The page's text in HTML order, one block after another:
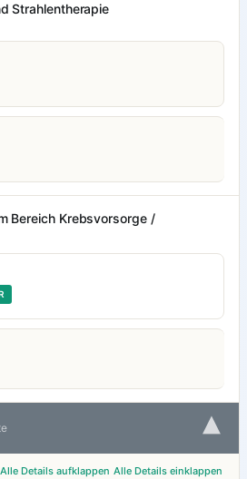
Strahlentherapie
Bereich Krebsvorsorge /
▾
Alle Details aufklappen Alle Details einklappen